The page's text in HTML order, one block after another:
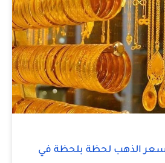
الذهب لحظة بلحظة في